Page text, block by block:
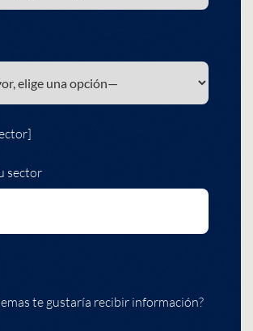
sector
te gustaría recibir información?